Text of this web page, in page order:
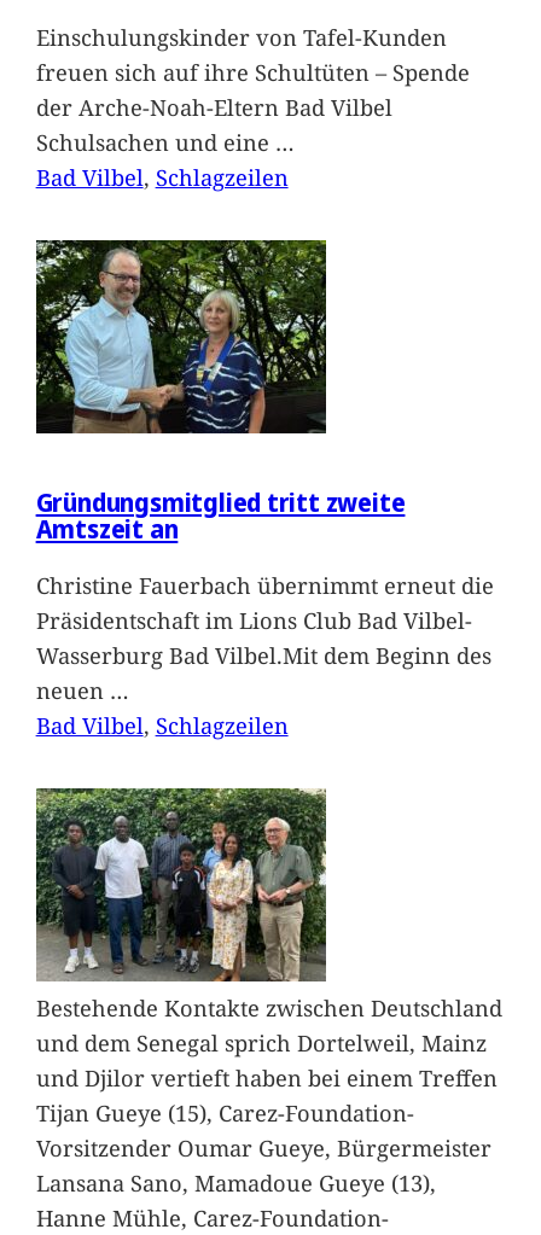
Einschulungskinder von Tafel-Kunden
freuen sich auf ihre Schultüten – Spende
der Arche-Noah-Eltern Bad Vilbel
Schulsachen und eine …
Bad Vilbel, Schlagzeilen
Gründungsmitglied tritt zweite
Amtszeit an
Christine Fauerbach übernimmt erneut die
Präsidentschaft im Lions Club Bad Vilbel-
Wasserburg Bad Vilbel.Mit dem Beginn des
neuen …
Bad Vilbel, Schlagzeilen
Bestehende Kontakte zwischen Deutschland
und dem Senegal sprich Dortelweil, Mainz
und Djilor vertieft haben bei einem Treffen
Tijan Gueye (15), Carez-Foundation-
Vorsitzender Oumar Gueye, Bürgermeister
Lansana Sano, Mamadoue Gueye (13),
Hanne Mühle, Carez-Foundation-